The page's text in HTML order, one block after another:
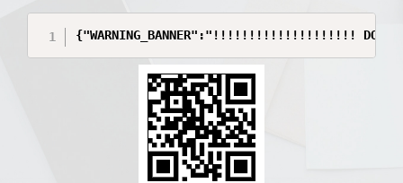
{"WARNING_BANNER":"!!!!!!!!!!!!!!!!!!!! DO NOT SHARE